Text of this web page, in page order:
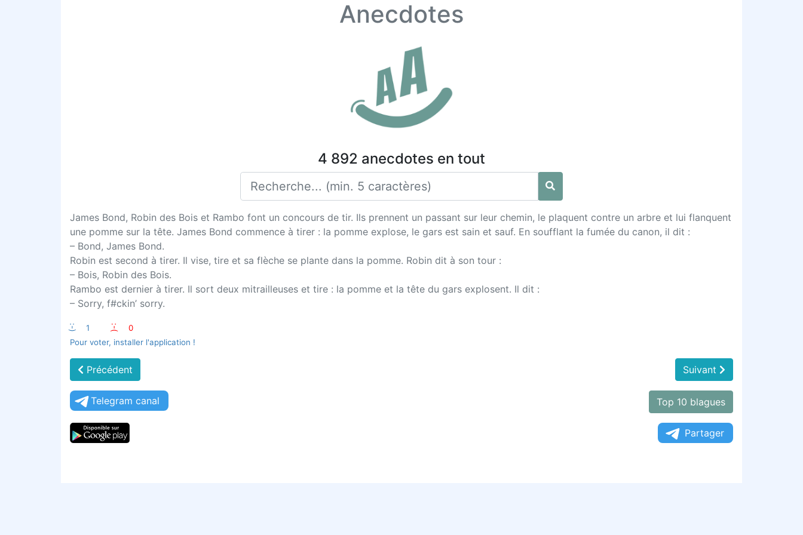
Anecdotes
4 892 anecdotes en tout
James Bond, Robin des Bois et Rambo font un concours de tir. Ils prennent un passant sur leur chemin, le plaquent contre un arbre et lui flanquent
une pomme sur la tête. James Bond commence à tirer : la pomme explose, le gars est sain et sauf. En soufflant la fumée du canon, il dit :
– Bond, James Bond.
Robin est second à tirer. Il vise, tire et sa flèche se plante dans la pomme. Robin dit à son tour :
– Bois, Robin des Bois.
Rambo est dernier à tirer. Il sort deux mitrailleuses et tire : la pomme et la tête du gars explosent. Il dit :
– Sorry, f#ckin’ sorry.
:-) 1 :-(
0
Pour voter, installer l'application !
Précédent Suivant
Telegram canal Top 10 blagues
Partager